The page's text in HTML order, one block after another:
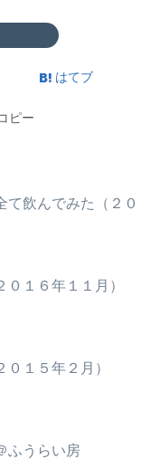
はてブ
ピー
て飲んでみた（２０
１６年１１月）
１５年２月）
ふうらい房